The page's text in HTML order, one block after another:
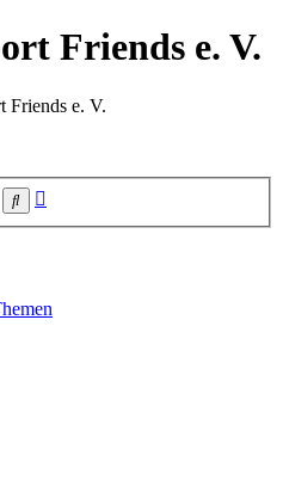
Friends e. V.
Friends e. V.
Suche